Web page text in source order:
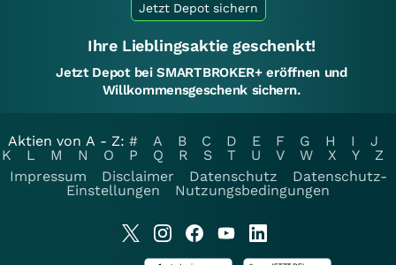
Jetzt Depot sichern
Ihre Lieblingsaktie geschenkt!
Jetzt Depot bei SMARTBROKER+ eröffnen und
Willkommensgeschenk sichern.
Aktien von A - Z: # A B C D E F G H I
J
K
L M N O P Q R S T U V W X Y
Z
Impressum
Disclaimer Datenschutz
Datenschutz-
Einstellungen
Nutzungsbedingungen